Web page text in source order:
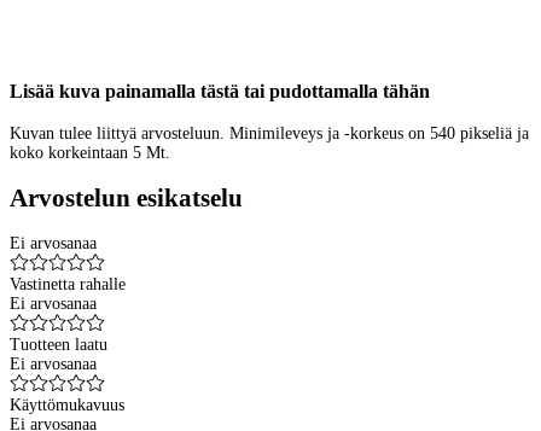
Lisää kuva painamalla tästä tai pudottamalla tähän
Kuvan tulee liittyä arvosteluun. Minimileveys ja -korkeus on 540 pikseliä ja
koko korkeintaan 5 Mt.
Arvostelun esikatselu
Ei arvosanaa
Vastinetta rahalle
Ei arvosanaa
Tuotteen laatu
Ei arvosanaa
Käyttömukavuus
Ei arvosanaa